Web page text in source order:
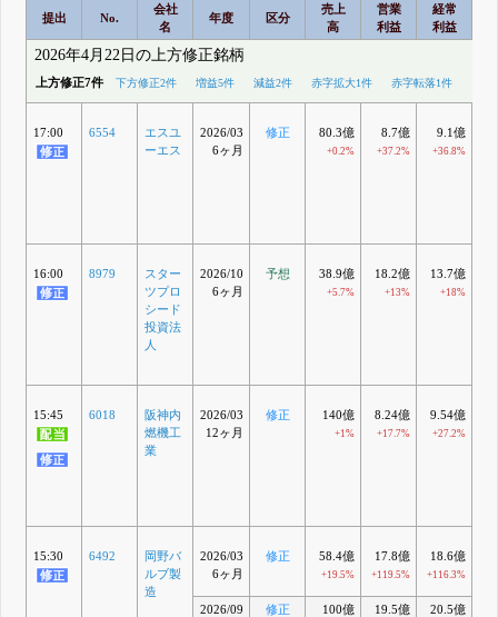
提出 No.
会社
名
年度 区分
売上
高
営業
利益
経常
利益
2026年4月22日の上方修正銘柄
上方修正7件 下方修正2件 増益5件 減益2件 赤字拡大1件 赤字転落1件
17:00 6554
エスユ
ーエス
2026/03
6ヶ月
修正 80.3億
+0.2%
8.7億
+37.2%
9.1億
+36.8%
16:00 8979
スター
ツプロ
シード
投資法
人
2026/10
6ヶ月
予想 38.9億
+5.7%
18.2億
+13%
13.7億
+18%
15:45 6018
阪神内
燃機工
業
2026/03
12ヶ月
修正 140億
+1%
8.24億
+17.7%
9.54億
+27.2%
15:30 6492
岡野バ
ルブ製
造
2026/03
6ヶ月
修正 58.4億
+19.5%
17.8億
+119.5%
18.6億
+116.3%
2026/09
修正 100億 19.5億 20.5億